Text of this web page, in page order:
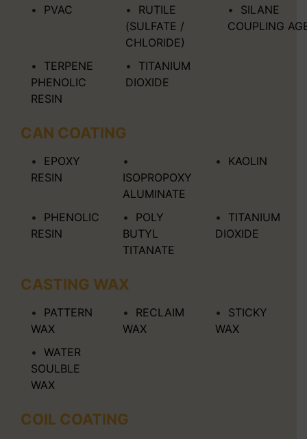
PVAC
RUTILE
(SULFATE /
CHLORIDE)
SILANE
COUPLING
TERPENE
PHENOLIC
RESIN
TITANIUM
DIOXIDE
CAN COATING
EPOXY
RESIN
ISOPROPOXY
ALUMINATE
KAOLIN
PHENOLIC
RESIN
POLY
BUTYL
TITANATE
TITANIUM
DIOXIDE
CASTING WAX
PATTERN
WAX
RECLAIM
WAX
STICKY
WAX
WATER
SOULBLE
WAX
COIL COATING